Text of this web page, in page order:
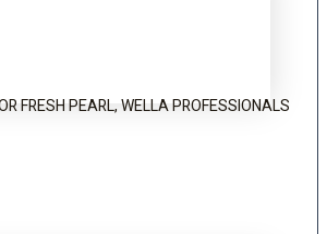
FRESH PEARL, WELLA PROFESSIONALS